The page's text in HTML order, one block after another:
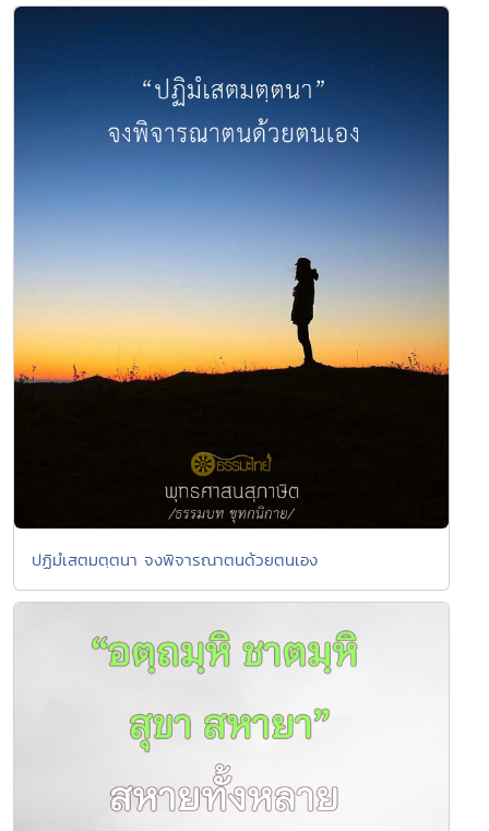
ปฏิมํเสตมตฺตนา จงพิจารณาตนด้วยตนเอง